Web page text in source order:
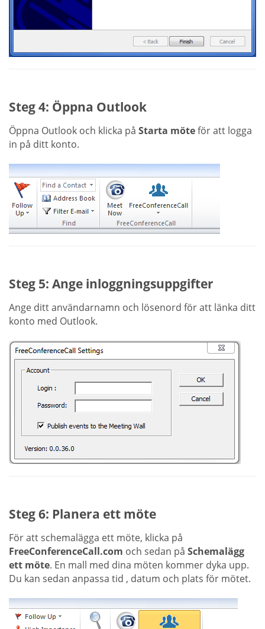
Steg 4: Öppna Outlook
Öppna Outlook och klicka på Starta möteför att logga
in på ditt konto.
Steg 5: Ange inloggningsuppgifter
Ange ditt användarnamn och lösenord för att länka ditt
konto med Outlook.
Steg 6: Planera ett möte
För att schemalägga ett möte, klicka på
FreeConferenceCall.com och sedan på Schemalägg
ett möte. En mall med dina möten kommer dyka upp.
Du kan sedan anpassa tid , datum och plats för mötet.